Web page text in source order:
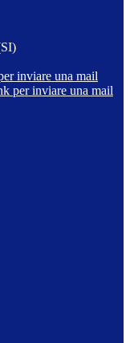
inviare una mail
per inviare una mail